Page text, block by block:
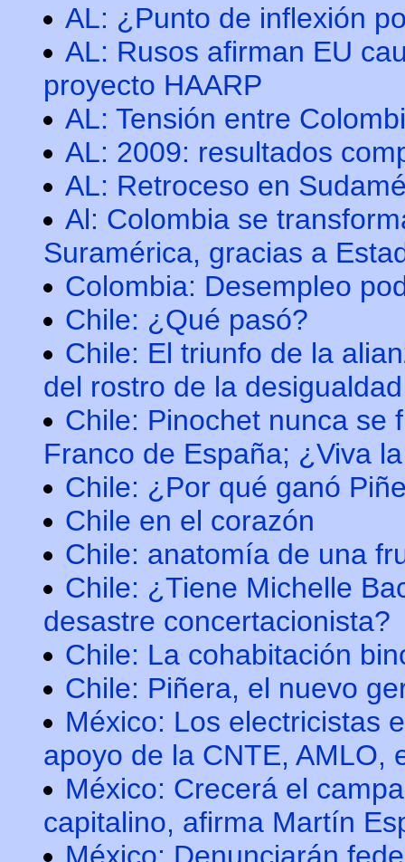
AL: ¿Punto de inflexión
AL: Rusos afirman EU
proyecto HAARP
AL: Tensión entre
AL: 2009: resultados
AL: Retroceso en
Al: Colombia se
Suramérica, gracias a
Colombia: Desempleo
Chile: ¿Qué pasó?
Chile: El triunfo de la
del rostro de la
Chile: Pinochet nunca se
Franco de España; ¿Viva
Chile: ¿Por qué ganó
Chile en el corazón
Chile: anatomía de una
Chile: ¿Tiene Michelle
desastre concertacionista?
Chile: La cohabitación
Chile: Piñera, el nuevo
México: Los electricistas
apoyo de la CNTE, AMLO,
México: Crecerá el
capitalino, afirma Martín
México: Denunciarán